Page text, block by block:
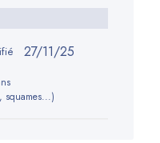
Date
publication
27/11/25
squames...)